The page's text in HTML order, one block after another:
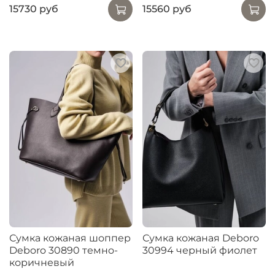
15730 руб
15560 руб
Сумка кожаная шоппер
Deboro 30890 темно-
коричневый
Сумка кожаная Deboro
30994 черный фиолет